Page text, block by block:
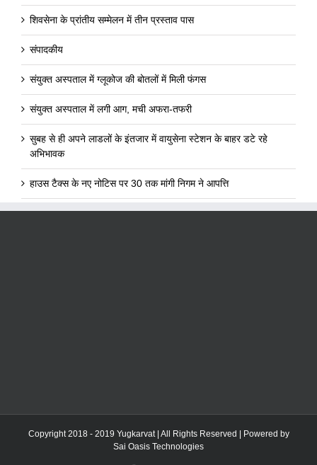
शिवसेना के प्रांतीय सम्मेलन में तीन प्रस्ताव पास
संपादकीय
संयुक्त अस्पताल में ग्लूकोज की बोतलों में मिली फंगस
संयुक्त अस्पताल में लगी आग, मची अफरा-तफरी
सुबह से ही अपने लाडलों के इंतजार में वायुसेना स्टेशन के बाहर डटे रहे
अभिभावक
हाउस टैक्स के नए नोटिस पर 30 तक मांगी निगम ने आपत्ति
Copyright 2018 - 2019 Yugkarvat | All Rights Reserved | Powered by
Sai Oasis Technologies